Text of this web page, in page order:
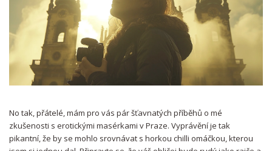
No tak, přátelé, mám pro vás pár šťavnatých příběhů o mé
zkušenosti s erotickými masérkami v Praze. Vyprávění je tak
pikantní, že by se mohlo srovnávat s horkou chilli omáčkou, kterou